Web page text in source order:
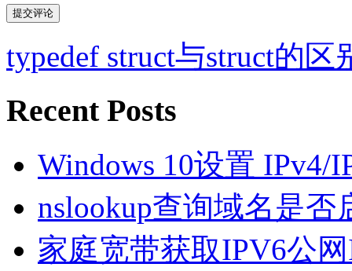
typedef struct与struct的区
Recent Posts
Windows 10设置 IPv4/
nslookup查询域名是否
家庭宽带获取IPV6公